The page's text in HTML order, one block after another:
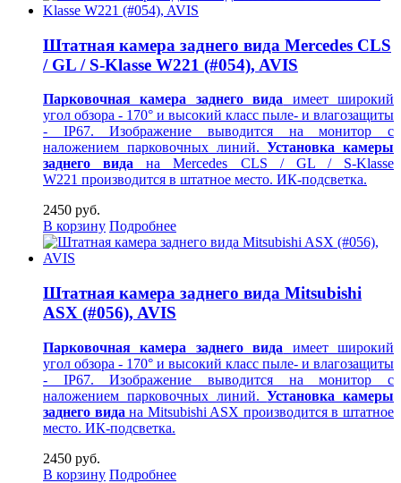
Штатная камера заднего вида Mercedes CLS
/ GL / S-Klasse W221 (#054), AVIS
Парковочная камера заднего вида имеет широкий
угол обзора - 170° и высокий класс пыле- и влагозащиты
- IP67. Изображение выводится на монитор с
наложением парковочных линий.Установка камеры
заднего вида на Mercedes CLS / GL / S-Klasse
W221 производится в штатное место. ИК-подсветка.
2450 руб.
В корзину Подробнее
Штатная камера заднего вида Mitsubishi
ASX (#056), AVIS
Парковочная камера заднего вида имеет широкий
угол обзора - 170° и высокий класс пыле- и влагозащиты
- IP67. Изображение выводится на монитор с
наложением парковочных линий.Установка камеры
заднего вида на Mitsubishi ASX производится в штатное
место. ИК-подсветка.
2450 руб.
В корзину Подробнее